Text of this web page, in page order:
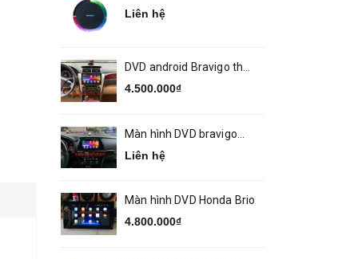
ANDROID BOX Ô TÔ
Liên hệ
DVD android Bravigo theo
xe Camry 2014 2018
4.500.000₫
Màn hình DVD bravigo
theo xe MAZDA 6
Liên hệ
Màn hình DVD Honda Brio
4.800.000₫